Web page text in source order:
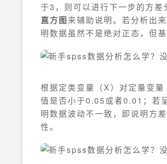
于3，则可以进行下一步的方
直方图来辅助说明。若分析出
明数据虽然不是绝对正态，但
根据定类变量（X）对定量变
值是否小于0.05或者0.01；若
明数据波动不一致，即说明方
性。